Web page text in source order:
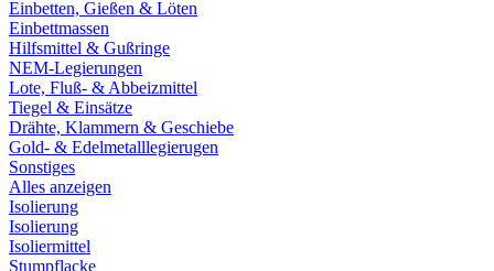
Einbetten, Gießen & Löten
Einbettmassen
Hilfsmittel & Gußringe
NEM-Legierungen
Lote, Fluß- & Abbeizmittel
Tiegel & Einsätze
Drähte, Klammern & Geschiebe
Gold- & Edelmetalllegierugen
Sonstiges
Alles anzeigen
Isolierung
Isolierung
Isoliermittel
Stumpflacke